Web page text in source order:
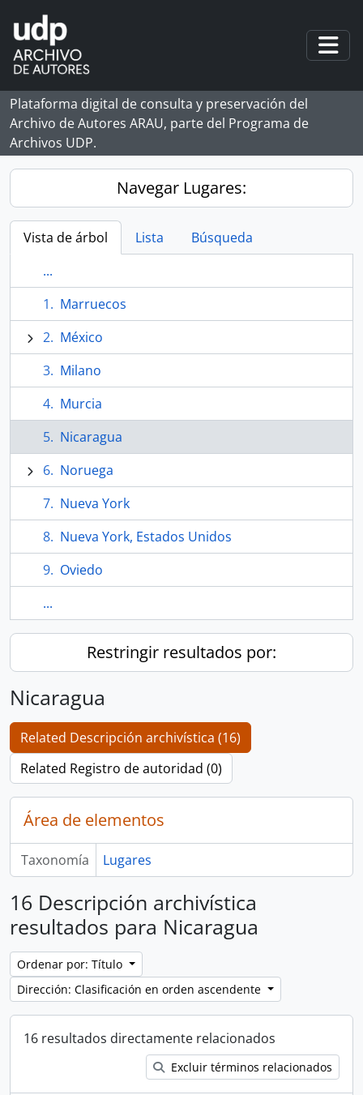
Skip to main content
Plataforma digital de consulta y preservación del
Archivo de Autores ARAU, parte del Programa de
Archivos UDP.
Navegar Lugares:
Vista de árbol Lista
Búsqueda
...
Marruecos
México
Milano
Murcia
Nicaragua
Noruega
Nueva York
Nueva York, Estados Unidos
Oviedo
...
Restringir resultados por:
Nicaragua
Related Descripción archivística (16)
Related Registro de autoridad (0)
Área de elementos
Taxonomía Lugares
16 Descripción archivística
resultados para Nicaragua
Ordenar por: Título
Dirección: Clasificación en orden ascendente
16 resultados directamente relacionados
Excluir términos relacionados